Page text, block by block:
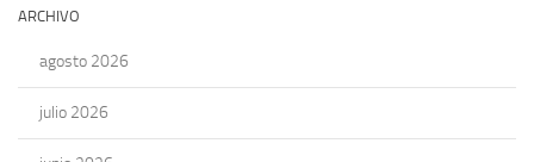
ARCHIVO
agosto 2026
julio 2026